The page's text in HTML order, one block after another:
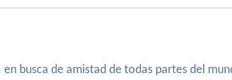
busca de amistad de todas partes del